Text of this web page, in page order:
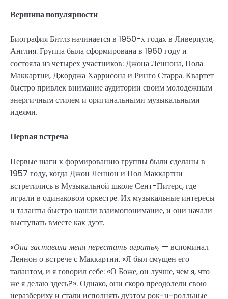
Вершина популярности
Биография Битлз начинается в 1950-х годах в Ливерпуле,
Англия. Группа была сформирована в 1960 году и
состояла из четырех участников: Джона Леннона, Пола
Маккартни, Джорджа Харрисона и Ринго Старра. Квартет
быстро привлек внимание аудитории своим молодежным
энергичным стилем и оригинальными музыкальными
идеями.
Первая встреча
Первые шаги к формированию группы были сделаны в
1957 году, когда Джон Леннон и Пол Маккартни
встретились в Музыкальной школе Сент-Питерс, где
играли в одинаковом оркестре. Их музыкальные интересы
и таланты быстро нашли взаимопонимание, и они начали
выступать вместе как дуэт.
«Они заставили меня перестать играть», — вспоминал
Леннон о встрече с Маккартни. «Я был смущен его
талантом, и я говорил себе: «О Боже, он лучше, чем я, что
же я делаю здесь?». Однако, они скоро преодолели свою
неразбериху и стали исполнять дуэтом рок-н-ролльные